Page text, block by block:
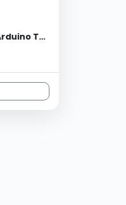
Jasa Pemrograman Arduino Terbaik dan Tercepat